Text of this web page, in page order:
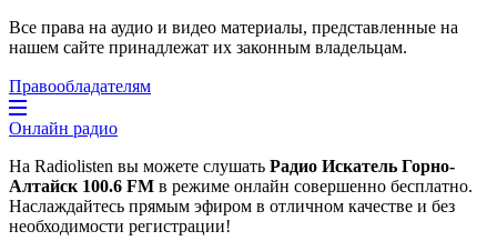
Все права на аудио и видео материалы, представленные на
нашем сайте принадлежат их законным владельцам.
Правообладателям
Онлайн радио
На Radiolisten вы можете слушать Радио Искатель Горно-
Алтайск 100.6 FM в режиме онлайн совершенно бесплатно.
Наслаждайтесь прямым эфиром в отличном качестве и без
необходимости регистрации!